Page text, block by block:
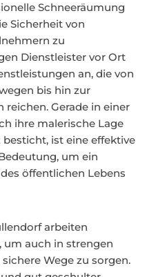
Schneeräumung
Sicherheit von
zu
Dienstleister vor Ort
an, die von
bis hin zur
reichen. Gerade in einer
ihre malerische Lage
ist eine effektive
um ein
öffentlichen Lebens
arbeiten
um auch in strengen
Wege zu sorgen.